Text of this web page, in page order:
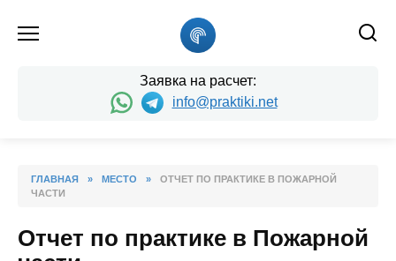
Заявка на расчет:
info@praktiki.net
ГЛАВНАЯ » МЕСТО »
ОТЧЕТ ПО ПРАКТИКЕ В ПОЖАРНОЙ
ЧАСТИ
Отчет по практике в Пожарной